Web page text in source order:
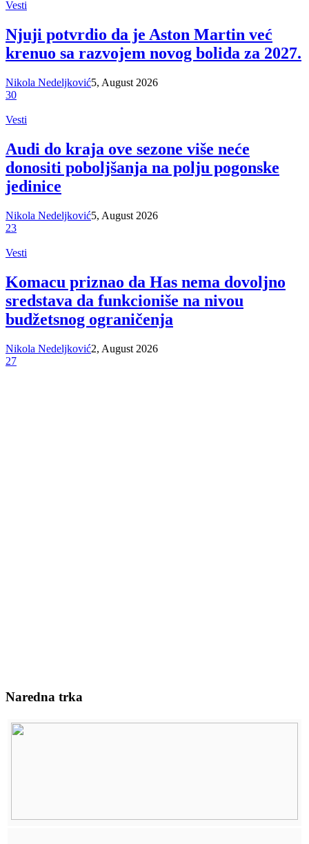
Vesti
Njuji potvrdio da je Aston Martin već
krenuo sa razvojem novog bolida za 2027.
Nikola Nedeljković5, August 2026
30
Vesti
Audi do kraja ove sezone više neće
donositi poboljšanja na polju pogonske
jedinice
Nikola Nedeljković5, August 2026
23
Vesti
Komacu priznao da Has nema dovoljno
sredstava da funkcioniše na nivou
budžetsnog ograničenja
Nikola Nedeljković2, August 2026
27
Naredna trka